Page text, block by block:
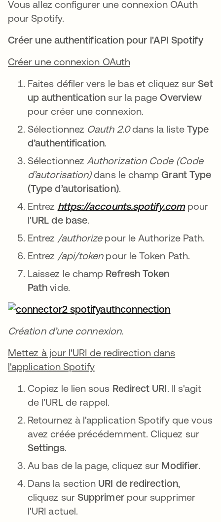
Vous allez configurer une connexion OAuth
pour Spotify.
Créer une authentification pour l'API Spotify
Créer une connexion OAuth
Faites défiler vers le bas et cliquez sur Set
up authentication sur la pageOverview
pour créer une connexion.
Sélectionnez Oauth 2.0dans la liste Type
d’authentification
Sélectionnez Authorization Code (Code
d’autorisation)dans le champGrant Type
(Type d’autorisation).
Entrez https://accounts.spotify.compour
l'URL de base
Entrez /authorizepour le Authorize Path.
Entrez /api/tokenpour le Token Path.
Laissez le champ Refresh Token
Path vide.
Création d’une connexion.
Mettez à jour l'URI de redirection dans
l'application Spotify
Copiez le lien sous Redirect URI . Il s'agit
de l'URL de rappel.
Retournez à l'application Spotify que vous
avez créée précédemment. Cliquez sur
Settings.
Au bas de la page, cliquez sur Modifier
Dans la section URI de redirection,
cliquez sur Supprimerpour supprimer
l'URI actuel.